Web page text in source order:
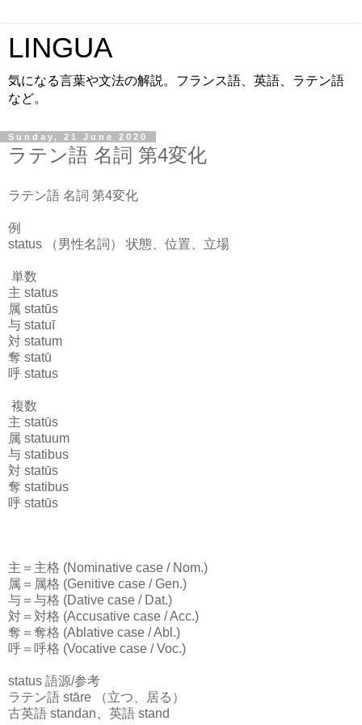
LINGUA
気になる言葉や文法の解説。フランス語、英語、ラテン語
など。
Sunday, 21 June 2020
ラテン語 名詞 第4変化
ラテン語 名詞 第4変化
例
status （男性名詞） 状態、位置、立場
単数
主 status
属 statūs
与 statuī
対 statum
奪 statū
呼 status
複数
主 statūs
属 statuum
与 statibus
対 statūs
奪 statibus
呼 statūs
主＝主格 (Nominative case / Nom.)
属＝属格 (Genitive case / Gen.)
与＝与格 (Dative case / Dat.)
対＝対格 (Accusative case / Acc.)
奪＝奪格 (Ablative case / Abl.)
呼＝呼格 (Vocative case / Voc.)
status 語源/参考
ラテン語 stāre （立つ、居る）
古英語 standan、英語 stand